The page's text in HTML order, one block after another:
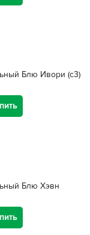
Блю Ивори (с3)
Блю Хэвн